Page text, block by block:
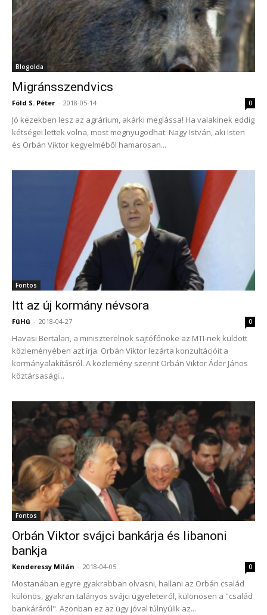
Blogolda
Migránsszendvics
Föld S. Péter - 2018-05-14 0
Jó kezekben lesz az agrárium, akárki meglássa! Ha valakinek eddig
kétségei lettek volna, most megnyugodhat: Nagy István, aki Isten
és Orbán Viktor kegyelméből hamarosan...
Fontos
Itt az új kormány névsora
FüHü - 2018-04-27 0
Havasi Bertalan, a miniszterelnök sajtófőnöke az MTI-nek küldött
közleményében azt írja: Orbán Viktor lezárta konzultációit a
kormányalakításról. A közlemény szerint Orbán Viktor Áder János
köztársasági...
Fontos
Orbán Viktor svájci bankárja és libanoni
bankja
Kenderessy Milán - 2018-04-05 0
Mostanában egyre gyakrabban olvasni, hallani az Orbán család
különös, gyakran talányos svájci ügyeleteiről, különösen a "család
bankáráról". Azonban ez az ügy jóval túlnyúlik az...